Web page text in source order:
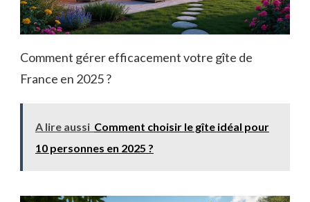
Comment gérer efficacement votre gîte de
France en 2025 ?
A lire aussi Comment choisir le gîte idéal pour
10 personnes en 2025 ?